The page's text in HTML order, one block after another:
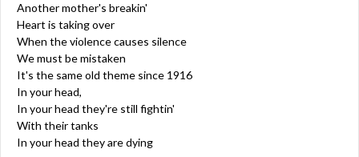
Another mother's breakin'
Heart is taking over
When the violence causes silence
We must be mistaken
It's the same old theme since 1916
In your head,
In your head they're still fightin'
With their tanks
In your head they are dying